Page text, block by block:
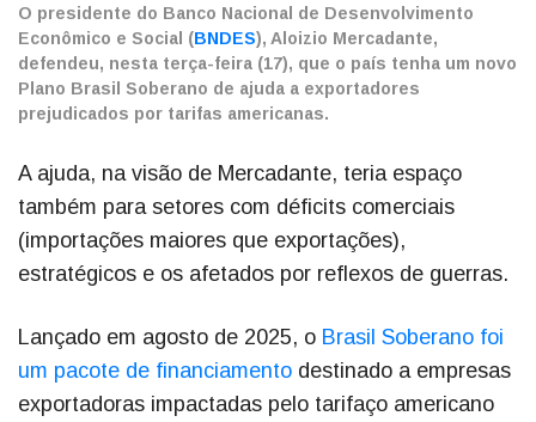
O presidente do Banco Nacional de Desenvolvimento
Econômico e Social (BNDES), Aloizio Mercadante,
defendeu, nesta terça-feira (17), que o país tenha um novo
Plano Brasil Soberano de ajuda a exportadores
prejudicados por tarifas americanas.
A ajuda, na visão de Mercadante, teria espaço
também para setores com déficits comerciais
(importações maiores que exportações),
estratégicos e os afetados por reflexos de guerras.
Lançado em agosto de 2025, o Brasil Soberano foi
um pacote de financiamento destinado a empresas
exportadoras impactadas pelo tarifaço americano